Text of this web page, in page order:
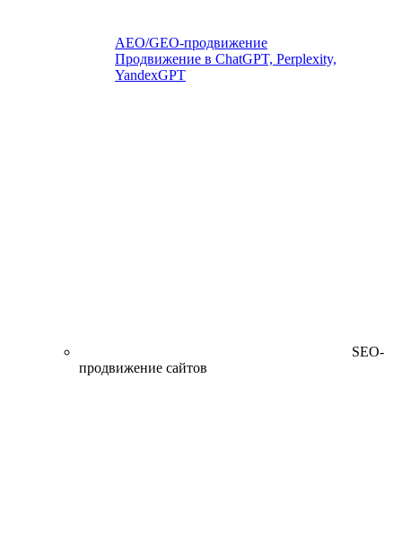
AEO/GEO-продвижение
Продвижение в ChatGPT, Perplexity,
YandexGPT
SEO-
продвижение сайтов